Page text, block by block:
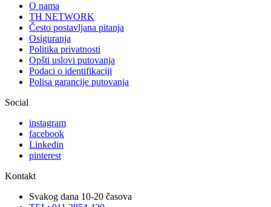
O nama
TH NETWORK
Često postavljana pitanja
Osiguranja
Politika privatnosti
Opšti uslovi putovanja
Podaci o identifikaciji
Polisa garancije putovanja
Social
instagram
facebook
Linkedin
pinterest
Kontakt
Svakog dana 10-20 časova